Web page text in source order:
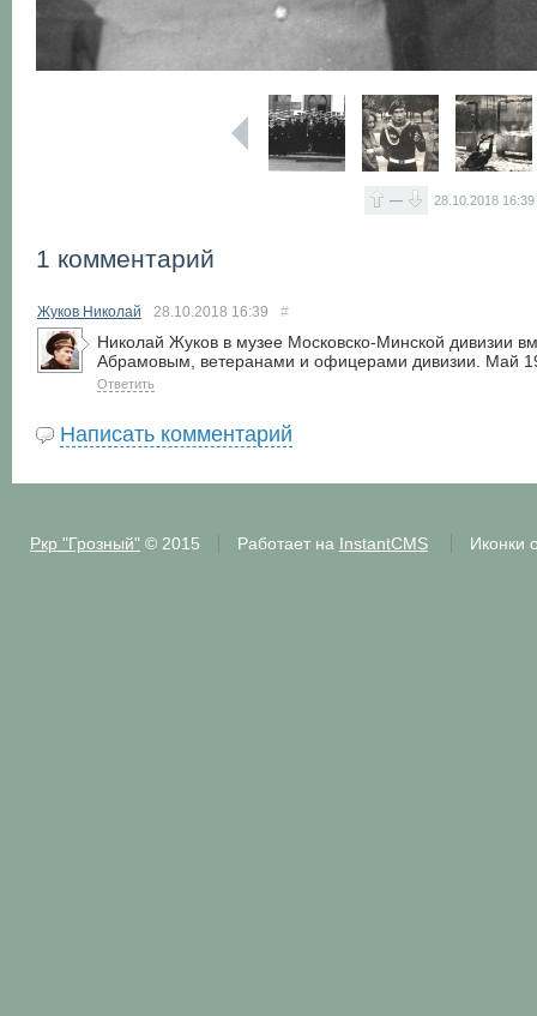
— 28.10.2018 16:39
1 комментарий
Жуков Николай 28.10.2018 16:39 #
Николай Жуков в музее Московско-Минской дивизии
Абрамовым, ветеранами и офицерами дивизии. Май
Ответить
Написать комментарий
Ркр "Грозный"© 2015 Работает на InstantCMS Иконки